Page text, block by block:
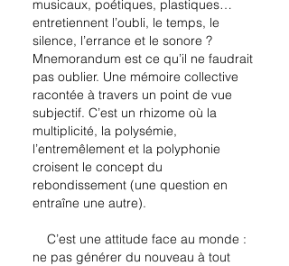
musicaux, poétiques, plastiques…
entretiennent l’oubli, le temps, le
silence, l’errance et le sonore ?
Mnemorandum est ce qu’il ne faudrait
pas oublier. Une mémoire collective
racontée à travers un point de vue
subjectif. C’est un rhizome où la
multiplicité, la polysémie,
l’entremêlement et la polyphonie
croisent le concept du
rebondissement (une question en
entraîne une autre).
C’est une attitude face au monde :
ne pas générer du nouveau à tout